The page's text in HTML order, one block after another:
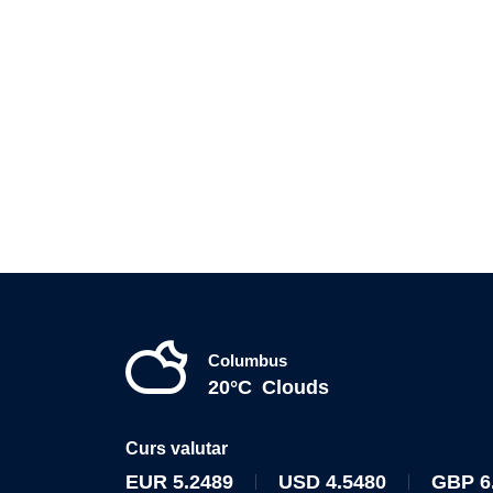
Columbus
20°C Clouds
Curs valutar
EUR 5.2489 USD 4.5480 GBP